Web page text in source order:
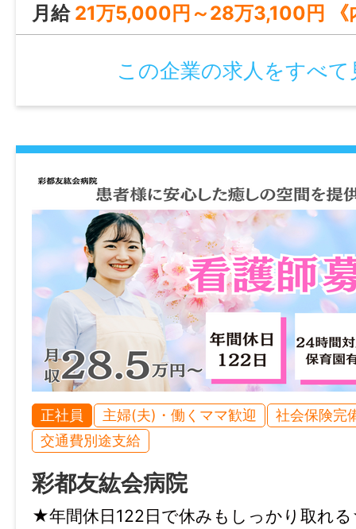
月給 21万5,000円～28万3,100円 《内訳》 基本給：20万5,000円～24万3,100
この企業の求人をすべて
正社員 主婦(夫)・働くママ歓迎
社会保険完
交通費別途支給
彩都友紘会病院
★年間休日122日で休みもしっかり取れ